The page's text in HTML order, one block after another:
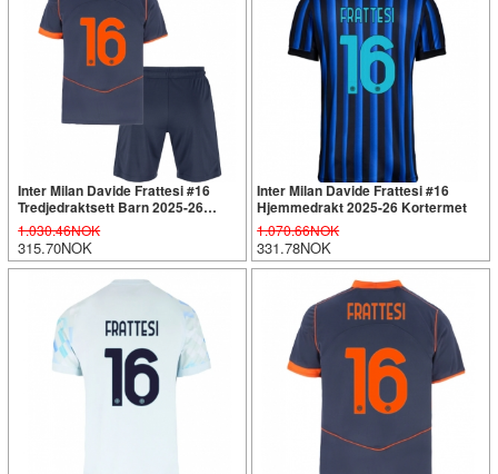
Inter Milan Davide Frattesi #16
Tredjedraktsett Barn 2025-26
Kortermet (+ Korte bukser)
1.030.46NOK
315.70NOK
Inter Milan Davide Frattesi #16
Hjemmedrakt 2025-26 Kortermet
1.070.66NOK
331.78NOK